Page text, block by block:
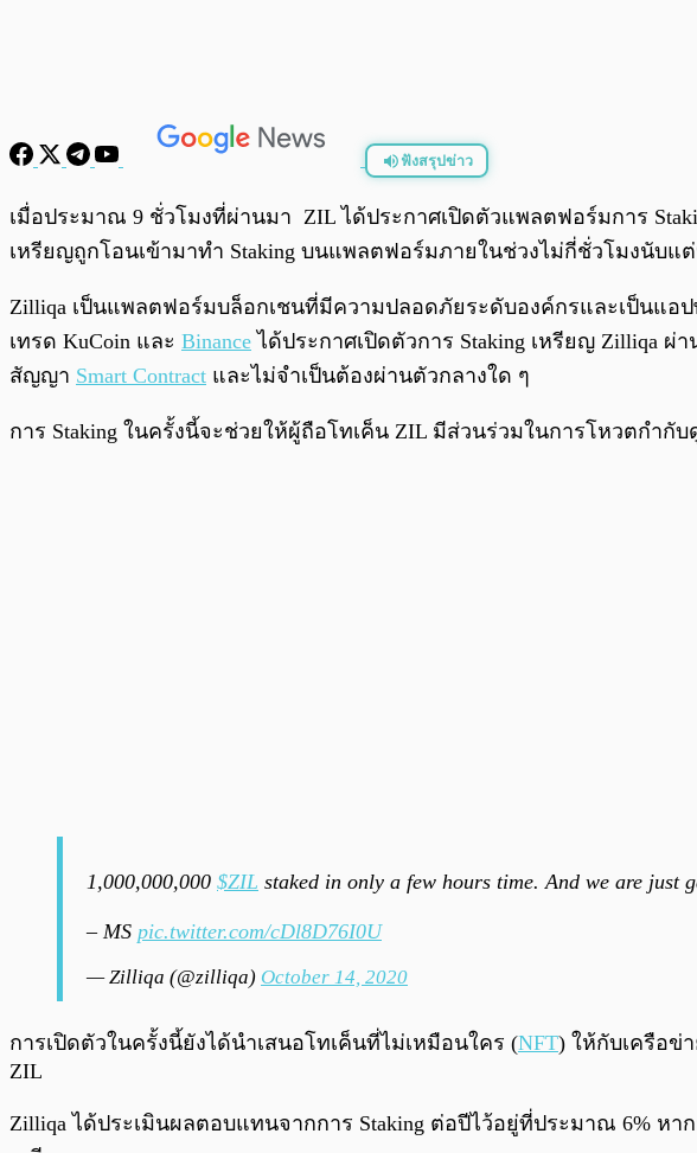
ฟังสรุปข่าว
เมื่อประมาณ 9 ชั่วโมงที่ผ่านมา ZIL ได้ประกาศเปิดตัวแพลตฟอร์มการ
เหรียญถูกโอนเข้ามาทำ Staking บนแพลตฟอร์มภายในช่วงไม่กี่ชั่วโมงนับแ
Zilliqa เป็นแพลตฟอร์มบล็อกเชนที่มีความปลอดภัยระดับองค์กรและเป็นแอ
เทรด KuCoin และ Binance ได้ประกาศเปิดตัวการ Staking เหรียญ Zilliqa
สัญญา Smart Contract และไม่จำเป็นต้องผ่านตัวกลางใด ๆ
การ Staking ในครั้งนี้จะช่วยให้ผู้ถือโทเค็น ZIL มีส่วนร่วมในการโหวตกำ
1,000,000,000 $ZIL staked in only a few hours time. And we are just
– MS pic.twitter.com/cDl8D76I0U
— Zilliqa (@zilliqa) October 14, 2020
การเปิดตัวในครั้งนี้ยังได้นำเสนอโทเค็นที่ไม่เหมือนใคร (NFT) ให้กับเครือข่
ZIL
Zilliqa ได้ประเมินผลตอบแทนจากการ Staking ต่อปีไว้อยู่ที่ประมาณ 6%